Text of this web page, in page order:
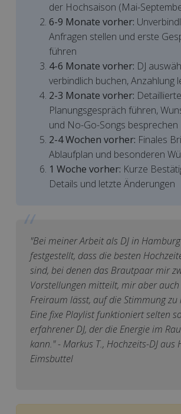
der Hochsaison (Mai-
6-9 Monate vorher:
Anfragen stellen und erste
führen
4-6 Monate vorher: DJ
verbindlich buchen, Anzahlung
2-3 Monate vorher:
Planungsgespräch führen,
und No-Go-Songs besprechen
2-4 Wochen vorher: Finales
Ablaufplan und besonderen
1 Woche vorher: Kurze
Details und letzte Änderungen
"Bei meiner Arbeit als DJ in
festgestellt, dass die besten
sind, bei denen das Brautpaar mir
Vorstellungen mitteilt, mir aber auch
Freiraum lässt, auf die Stimmung zu
Eine fixe Playlist funktioniert selten
erfahrener DJ, der die Energie im
kann." - Markus T., Hochzeits-DJ aus
Eimsbuttel